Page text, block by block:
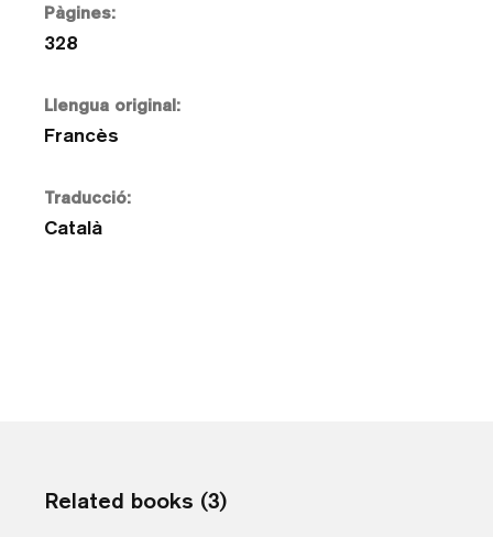
Pàgines:
328
Llengua original:
Francès
Traducció:
Català
Related books (3)